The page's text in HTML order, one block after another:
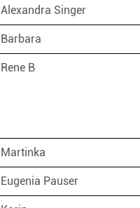
Alexandra Singer
Barbara
Rene B
Martinka
Eugenia Pauser